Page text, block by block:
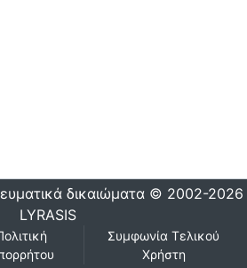
δικαιώματα © 2002-2026
LYRASIS
Συμφωνία Τελικού
Χρήστη